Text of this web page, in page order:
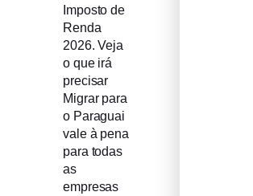
Imposto de
Renda
2026. Veja
o que irá
precisar
Migrar para
o Paraguai
vale à pena
para todas
as
empresas